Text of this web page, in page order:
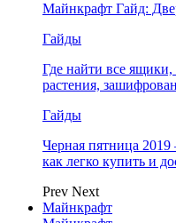
Майнкрафт Гайд:
Гайды
Где найти все
растения,
Гайды
Черная пятница 2019
как легко купить и
Prev Next
Майнкрафт